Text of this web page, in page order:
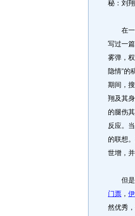
秘：刘
在一
写过一
雾弹，
隐情”的
期间，
翔及其
的腿伤
反应。
的联想
世增，
但是这
门票 ，
然优秀